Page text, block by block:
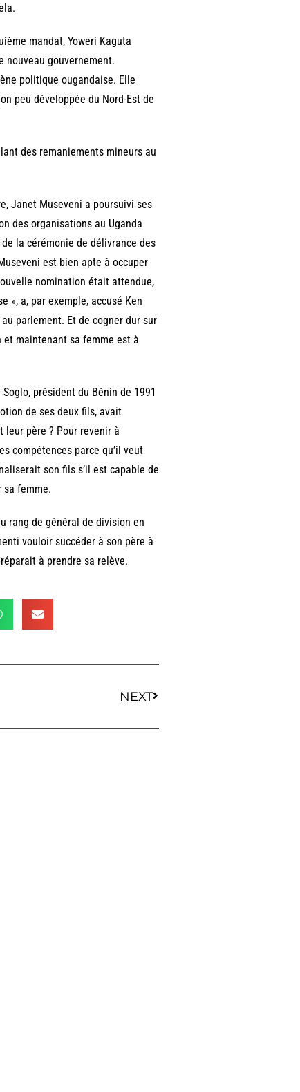
mandat, Yoweri Kaguta
nouveau gouvernement.
politique ougandaise. Elle
peu développée du Nord-Est de
des remaniements mineurs au
Janet Museveni a poursuivi ses
des organisations au Uganda
la cérémonie de délivrance des
est bien apte à occuper
nomination était attendue,
», a, par exemple, accusé Ken
parlement. Et de cogner dur sur
maintenant sa femme est à
président du Bénin de 1991
de ses deux fils, avait
leur père ? Pour revenir à
compétences parce qu’il veut
son fils s’il est capable de
sa femme.
rang de général de division en
vouloir succéder à son père à
à prendre sa relève.
NEXT